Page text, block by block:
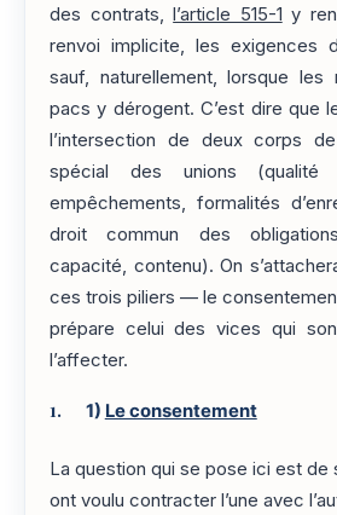
des contrats,l’article 515-1 y
renvoi implicite, les exigences
sauf, naturellement, lorsque les
pacs y dérogent. C’est dire que
l’intersection de deux corps
spécial des unions (qualité
empêchements, formalités
droit commun des
capacité, contenu). On
ces trois piliers — le
prépare celui des vices qui
l’affecter.
1) Le consentement
La question qui se pose ici est de
ont voulu contracter l’une avec